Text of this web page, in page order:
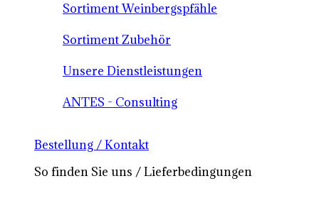
Sortiment Weinbergspfähle
Sortiment Zubehör
Unsere Dienstleistungen
ANTES - Consulting
Bestellung / Kontakt
So finden Sie uns / Lieferbedingungen